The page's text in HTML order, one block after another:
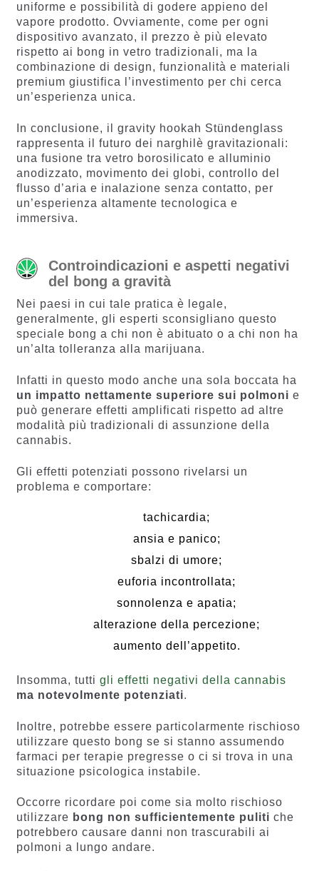
uniforme e possibilità di godere appieno del
vapore prodotto. Ovviamente, come per ogni
dispositivo avanzato, il prezzo è più elevato
rispetto ai bong in vetro tradizionali, ma la
combinazione di design, funzionalità e materiali
premium giustifica l’investimento per chi cerca
un’esperienza unica.
In conclusione, il gravity hookah Stündenglass
rappresenta il futuro dei narghilè gravitazionali:
una fusione tra vetro borosilicato e alluminio
anodizzato, movimento dei globi, controllo del
flusso d’aria e inalazione senza contatto, per
un’esperienza altamente tecnologica e
immersiva.
Controindicazioni e aspetti negativi
del bong a gravità
Nei paesi in cui tale pratica è legale,
generalmente, gli esperti sconsigliano questo
speciale bong a chi non è abituato o a chi non ha
un’alta tolleranza alla marijuana.
Infatti in questo modo anche una sola boccata ha
un impatto nettamente superiore sui polmoni e
può generare effetti amplificati rispetto ad altre
modalità più tradizionali di assunzione della
cannabis.
Gli effetti potenziati possono rivelarsi un
problema e comportare:
tachicardia;
ansia e panico;
sbalzi di umore;
euforia incontrollata;
sonnolenza e apatia;
alterazione della percezione;
aumento dell’appetito.
Insomma, tutti gli effetti negativi della cannabis
ma notevolmente potenziati.
Inoltre, potrebbe essere particolarmente rischioso
utilizzare questo bong se si stanno assumendo
farmaci per terapie pregresse o ci si trova in una
situazione psicologica instabile.
Occorre ricordare poi come sia molto rischioso
utilizzare bong non sufficientemente puliti che
potrebbero causare danni non trascurabili ai
polmoni a lungo andare.